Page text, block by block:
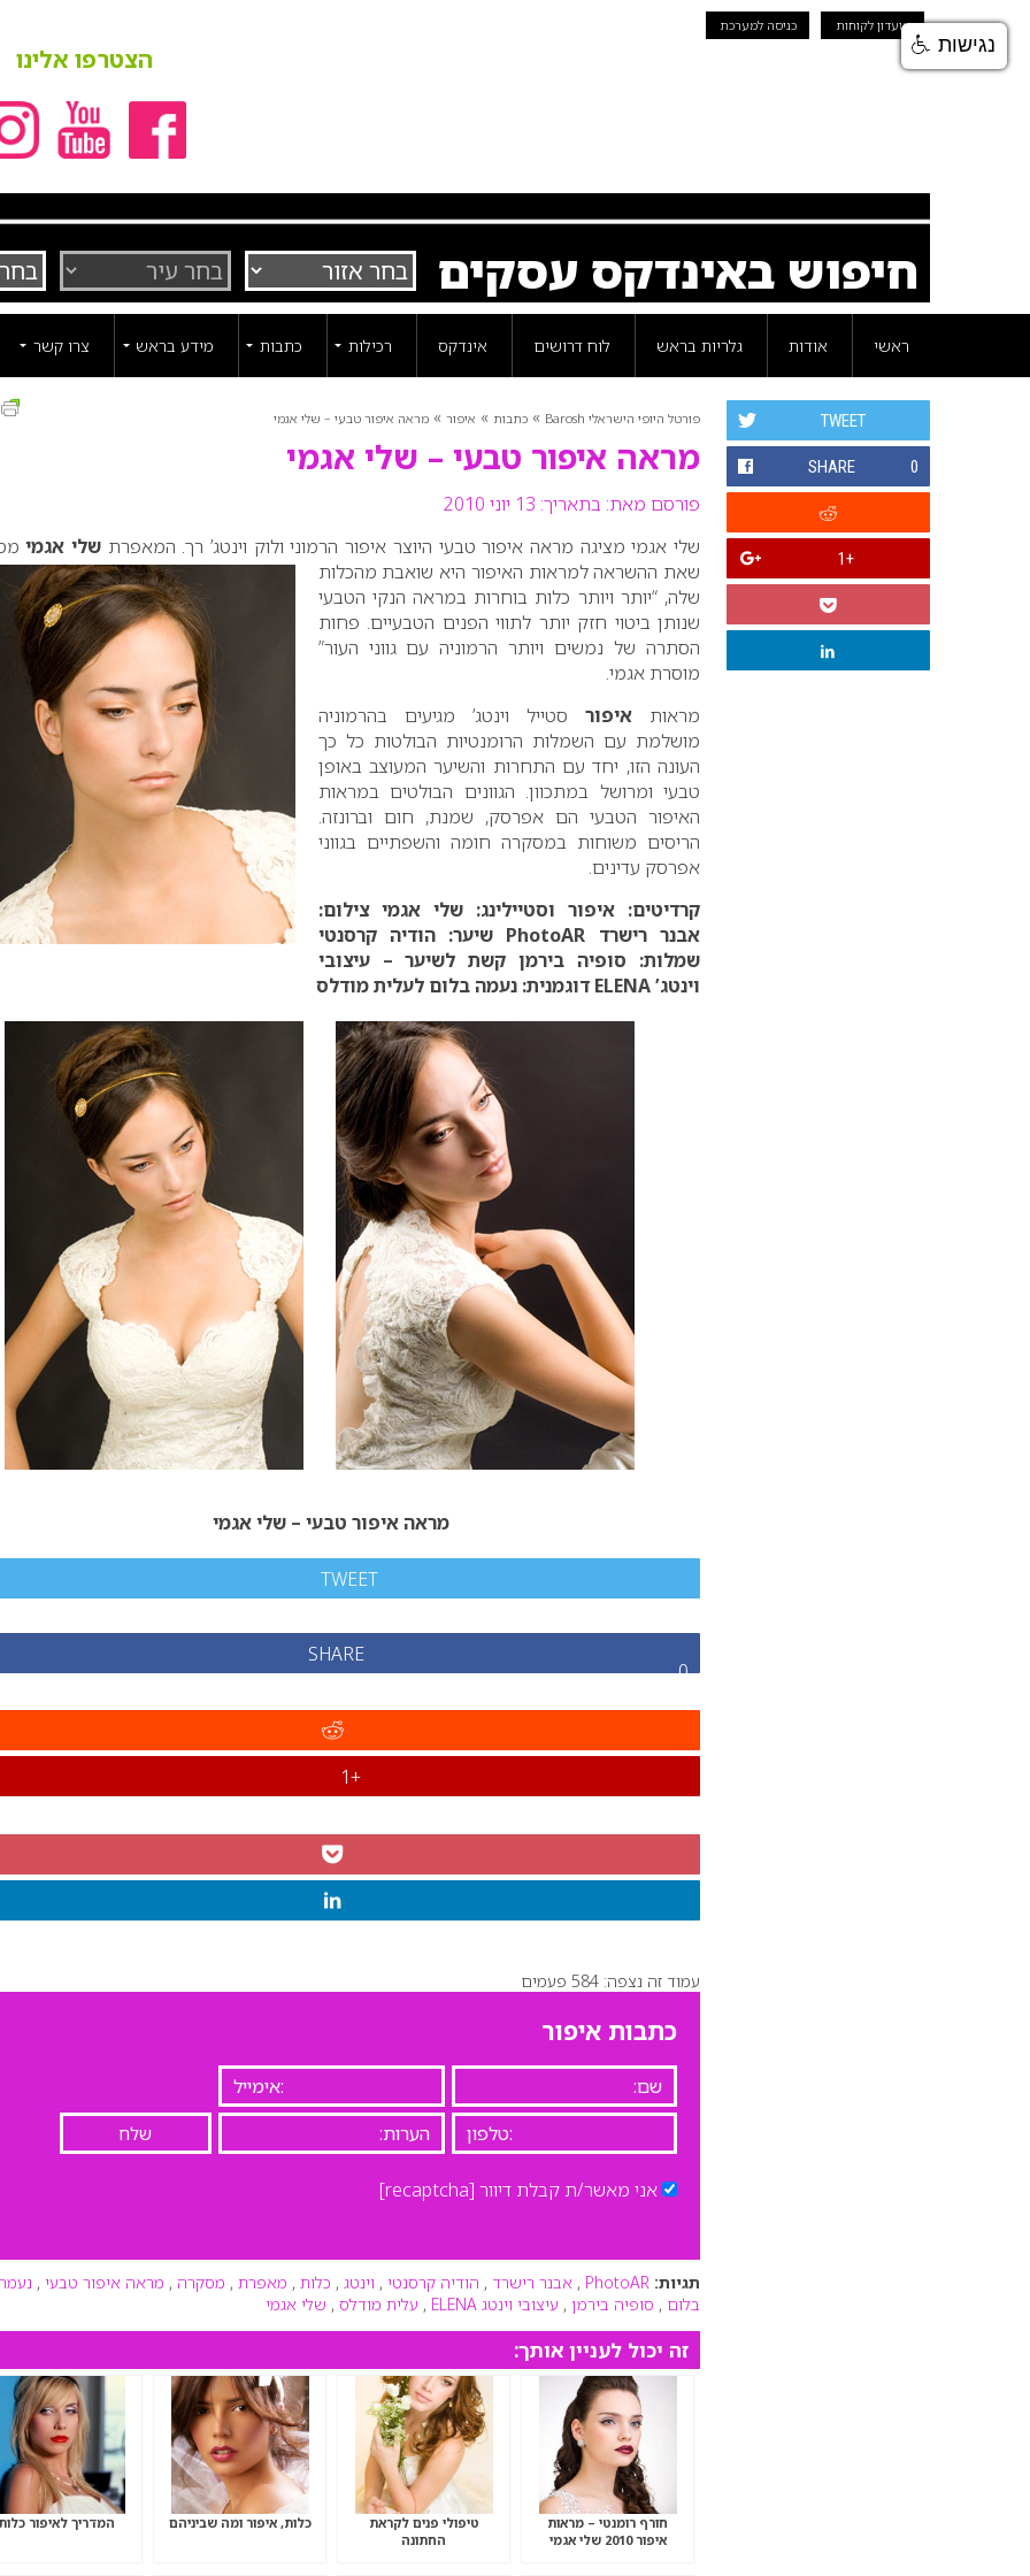
מועדון לקוחות כניסה למערכת
הצטרפו אלינו
חיפוש באינדקס עסקים
ראשי אודות גלריות בראש לוח דרושים אינדקס רכילות כתבות מידע בראש צרו קשר
פורטל היופי הישראלי Barosh » כתבות » איפור » מראה איפור טבעי – שלי אגמי
מראה איפור טבעי – שלי אגמי
פורסם מאת: בתאריך: 13 יוני 2010
TWEET
SHARE 0
+1 שלי אגמי מציגה מראה איפור טבעי היוצר איפור הרמוני ולוק וינטג’ רך. המאפרת שלי אגמי
שאת ההשראה למראות האיפור היא שואבת מהכלות
שלה, “יותר ויותר כלות בוחרות במראה הנקי הטבעי
שנותן ביטוי חזק יותר לתווי הפנים הטבעיים. פחות
הסתרה של נמשים ויותר הרמוניה עם גווני העור”
מוסרת אגמי.
מראותאיפור סטייל וינטג’ מגיעים בהרמוניה
מושלמת עם השמלות הרומנטיות הבולטות כל כך
העונה הזו, יחד עם התחרות והשיער המעוצב באופן
טבעי ומרושל במתכוון. הגוונים הבולטים במראות
האיפור הטבעי הם אפרסק, שמנת, חום וברונזה.
הריסים משוחות במסקרה חומה והשפתיים בגווני
אפרסק עדינים.
קרדיטים: איפור וסטיילינג: שלי אגמי צילום:
אבנר רישרד PhotoAR שיער: הודיה קרסנטי
שמלות: סופיה בירמןקשת לשיער – עיצובי
וינטג’ ELENA
דוגמנית: נעמה בלום לעלית מודלס
מראה איפור טבעי – שלי אגמי
TWEET
SHARE
0
+1
עמוד זה נצפה: 584 פעמים
כתבות איפור
אני מאשר/ת קבלת דיוור [recaptcha]
תגיות: PhotoAR
, אבנר רישרד , הודיה קרסנטי , וינטג , כלות , מאפרת , מסקרה , מראה איפור טבעי ,
בלום , סופיה בירמן , עיצובי וינטג ELENA , עלית מודלס , שלי אגמי
זה יכול לעניין אותך:
חורף רומנטי – מראות
איפור 2010 שלי אגמי
טיפולי פנים לקראת
החתונה
כלות, איפור ומה שביניהם המדריך לאיפור כלות
נגישות